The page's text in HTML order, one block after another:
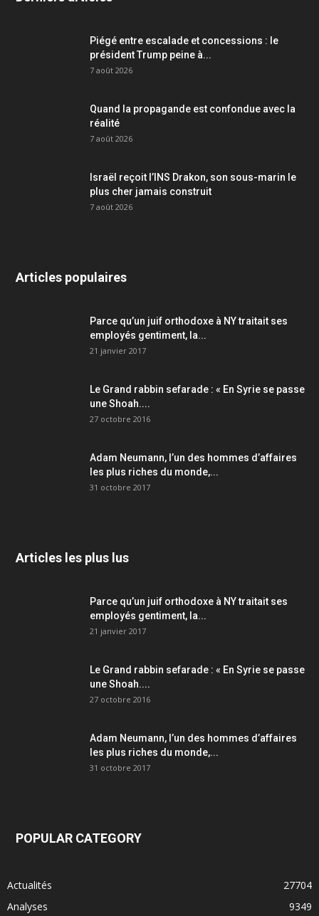
Piégé entre escalade et concessions : le
président Trump peine à...
7 août 2026
Quand la propagande est confondue avec la
réalité
7 août 2026
Israël reçoit l’INS Drakon, son sous-marin le
plus cher jamais construit
7 août 2026
Articles populaires
Parce qu’un juif orthodoxe à NY traitait ses
employés gentiment, la...
21 janvier 2017
Le Grand rabbin sefarade : « En Syrie se passe
une Shoah....
27 octobre 2016
Adam Neumann, l’un des hommes d’affaires
les plus riches du monde,...
31 octobre 2017
Articles les plus lus
Parce qu’un juif orthodoxe à NY traitait ses
employés gentiment, la...
21 janvier 2017
Le Grand rabbin sefarade : « En Syrie se passe
une Shoah....
27 octobre 2016
Adam Neumann, l’un des hommes d’affaires
les plus riches du monde,...
31 octobre 2017
POPULAR CATEGORY
Actualités
27704
Analyses
9349